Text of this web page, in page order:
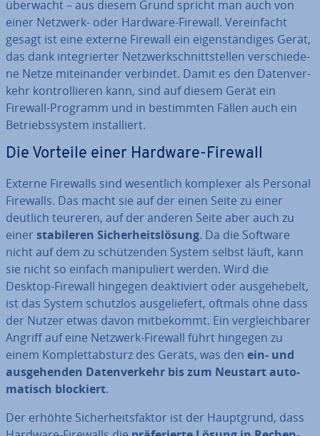
überwacht – aus diesem Grund spricht man auch von
einer Netzwerk- oder Hardware-Firewall. Ver­ein­facht
gesagt ist eine externe Firewall ein ei­gen­stän­di­ges Gerät,
das dank in­te­grier­ter Netz­werk­schnitt­stel­len ver­schie­de­
ne Netze mit­ein­an­der verbindet. Damit es den Da­ten­ver­
kehr kon­trol­lie­ren kann, sind auf diesem Gerät ein
Firewall-Programm und in be­stimm­ten Fällen auch ein
Be­triebs­sys­tem in­stal­liert.
Die Vorteile einer Hardware-Firewall
Externe Firewalls sind we­sent­lich komplexer als Personal
Firewalls. Das macht sie auf der einen Seite zu einer
deutlich teureren, auf der anderen Seite aber auch zu
einer sta­bi­le­ren Si­cher­heits­lö­sung. Da die Software
nicht auf dem zu schüt­zen­den System selbst läuft, kann
sie nicht so einfach ma­ni­pu­liert werden. Wird die
Desktop-Firewall hingegen de­ak­ti­viert oder aus­ge­he­belt,
ist das System schutzlos aus­ge­lie­fert, oftmals ohne dass
der Nutzer etwas davon mit­be­kommt. Ein ver­gleich­ba­rer
Angriff auf eine Netzwerk-Firewall führt hingegen zu
einem Kom­plett­ab­sturz des Geräts, was den ein- und
aus­ge­hen­den Da­ten­ver­kehr bis zum Neustart au­to­
ma­tisch blockiert.
Der erhöhte Si­cher­heits­fak­tor ist der Haupt­grund, dass